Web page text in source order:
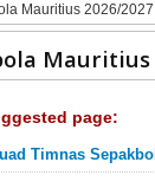
Mauritius 2026/2027
Mauritius
page:
Timnas